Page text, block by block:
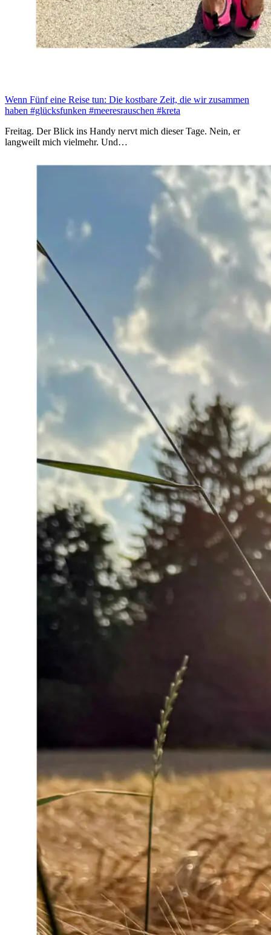
Wenn Fünf eine Reise tun: Die kostbare Zeit, die wir zusammen
haben #glücksfunken #meeresrauschen #kreta
Freitag. Der Blick ins Handy nervt mich dieser Tage. Nein, er
langweilt mich vielmehr. Und…